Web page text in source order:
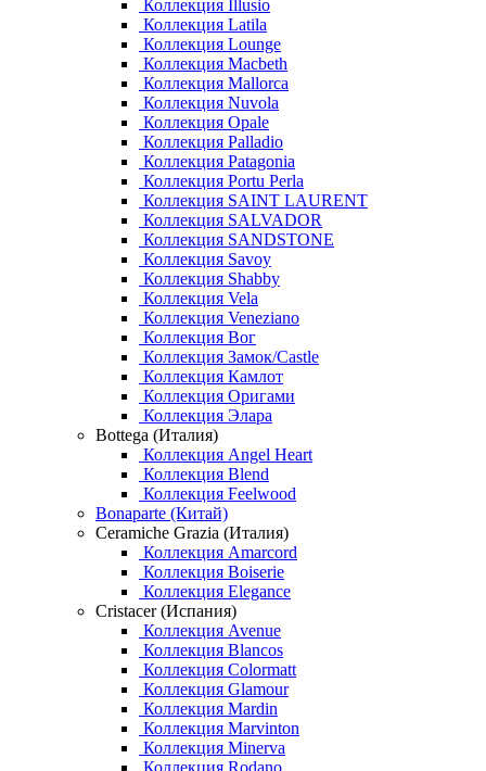
Коллекция Illusio
Коллекция Latila
Коллекция Lounge
Коллекция Macbeth
Коллекция Mallorca
Коллекция Nuvola
Коллекция Opale
Коллекция Palladio
Коллекция Patagonia
Коллекция Portu Perla
Коллекция SAINT LAURENT
Коллекция SALVADOR
Коллекция SANDSTONE
Коллекция Savoy
Коллекция Shabby
Коллекция Vela
Коллекция Veneziano
Коллекция Вог
Коллекция Замок/Castle
Коллекция Камлот
Коллекция Оригами
Коллекция Элара
Bottega (Италия)
Коллекция Angel Heart
Коллекция Blend
Коллекция Feelwood
Bonaparte (Китай)
Ceramiche Grazia (Италия)
Коллекция Amarcord
Коллекция Boiserie
Коллекция Elegance
Cristacer (Испания)
Коллекция Avenue
Коллекция Blancos
Коллекция Colormatt
Коллекция Glamour
Коллекция Mardin
Коллекция Marvinton
Коллекция Minerva
Коллекция Rodano